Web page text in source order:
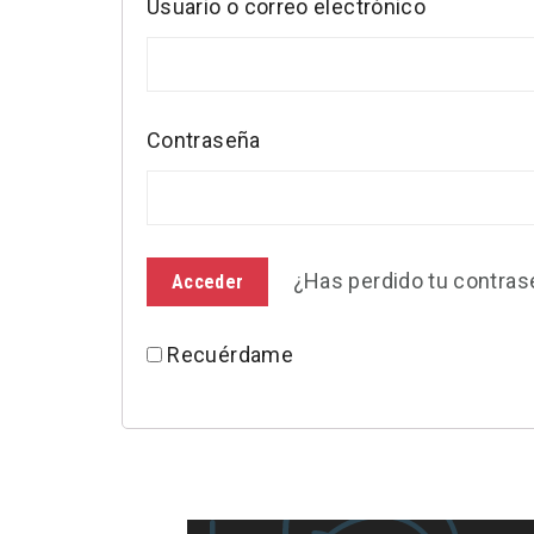
Usuario o correo electrónico
Contraseña
¿Has perdido tu
Recuérdame